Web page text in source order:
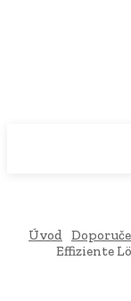
Úvod
Effiziente